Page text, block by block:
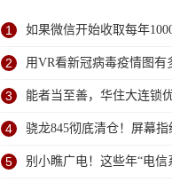
1 如果微信开始收取每年
还会不会使用微信？
2 用VR看新冠病毒疫情图有
3 能者当至善，华住大连锁
战"疫"
4 骁龙845彻底清仓！屏幕指
舰直降1500元
5 别小瞧广电！这些年“电信